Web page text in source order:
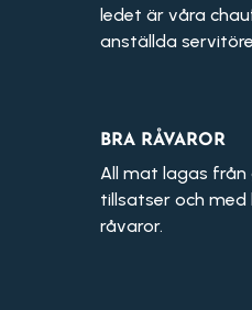
ledet är våra
anställda
BRA RÅVAROR
All mat lagas från
tillsatser och med
råvaror.